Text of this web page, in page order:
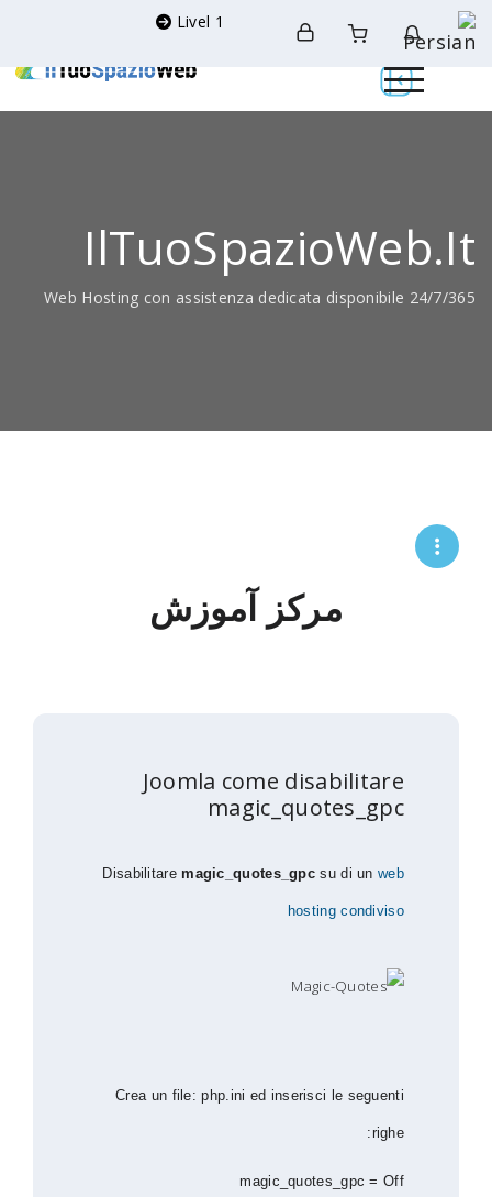
Livel 1
IlTuoSpazioWeb.it
Web Hosting con assistenza dedicata disponibile 24/7/365
مرکز آموزش
Joomla come disabilitare
magic_quotes_gpc
Disabilitaremagic_quotes_gpc su di unweb
hosting condiviso
Crea un file: php.ini ed inserisci le seguenti
righe:
magic_quotes_gpc = Off